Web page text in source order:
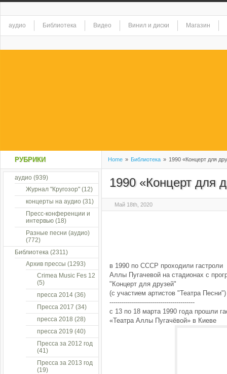
аудио Библиотека Видео Винил и диски Магазин
Home » Библиотека » 1990 «Концерт для
1990 «Концерт для
Май 18th, 2020
в 1990 по СССР проходили гастроли
Аллы Пугачевой на стадионах с
"Концерт для друзей"
(с участием артистов "Театра
------------------------------------------
с 13 по 18 марта 1990 года прошли
«Театра Аллы Пугачёвой» в Киеве
РУБРИКИ
аудио (939)
Журнал "Кругозор" (12)
концерты на аудио (31)
Пресс-конференции и
интервью (18)
Разные песни (аудио)
(772)
Библиотека (2311)
Архив прессы (1293)
Crimea Music Fes 12
(5)
пресса 2014 (36)
Пресса 2017 (34)
пресса 2018 (28)
пресса 2019 (40)
Пресса за 2012 год
(41)
Пресса за 2013 год
(19)